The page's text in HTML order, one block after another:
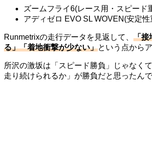
ズームフライ6(レース用・スピード
アディゼロ EVO SL WOVEN(安定性
Runmetrixの走行データを見返して、 「接
る」「着地衝撃が少ない」という点から
所沢の激坂は「スピード勝負」じゃなく
走り続けられるか」が勝負だと思ったんで